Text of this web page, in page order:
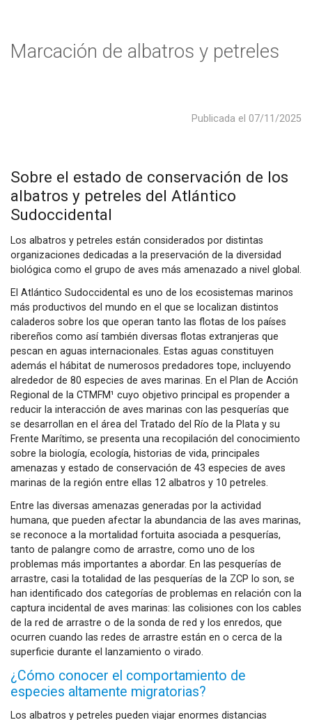
Marcación de albatros y petreles
Publicada el 07/11/2025
Sobre el estado de conservación de los
albatros y petreles del Atlántico
Sudoccidental
Los albatros y petreles están considerados por distintas
organizaciones dedicadas a la preservación de la diversidad
biológica como el grupo de aves más amenazado a nivel global.
El Atlántico Sudoccidental es uno de los ecosistemas marinos
más productivos del mundo en el que se localizan distintos
caladeros sobre los que operan tanto las flotas de los países
ribereños como así también diversas flotas extranjeras que
pescan en aguas internacionales. Estas aguas constituyen
además el hábitat de numerosos predadores tope, incluyendo
alrededor de 80 especies de aves marinas. En el Plan de Acción
Regional de la CTMFM¹ cuyo objetivo principal es propender a
reducir la interacción de aves marinas con las pesquerías que
se desarrollan en el área del Tratado del Río de la Plata y su
Frente Marítimo, se presenta una recopilación del conocimiento
sobre la biología, ecología, historias de vida, principales
amenazas y estado de conservación de 43 especies de aves
marinas de la región entre ellas 12 albatros y 10 petreles.
Entre las diversas amenazas generadas por la actividad
humana, que pueden afectar la abundancia de las aves marinas,
se reconoce a la mortalidad fortuita asociada a pesquerías,
tanto de palangre como de arrastre, como uno de los
problemas más importantes a abordar. En las pesquerías de
arrastre, casi la totalidad de las pesquerías de la ZCP lo son, se
han identificado dos categorías de problemas en relación con la
captura incidental de aves marinas: las colisiones con los cables
de la red de arrastre o de la sonda de red y los enredos, que
ocurren cuando las redes de arrastre están en o cerca de la
superficie durante el lanzamiento o virado.
¿Cómo conocer el comportamiento de
especies altamente migratorias?
Los albatros y petreles pueden viajar enormes distancias